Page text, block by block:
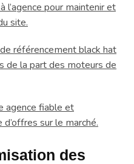
l’agence pour maintenir et
site.
référencement black hat
de la part des moteurs de
agence fiable et
sur le marché.
des